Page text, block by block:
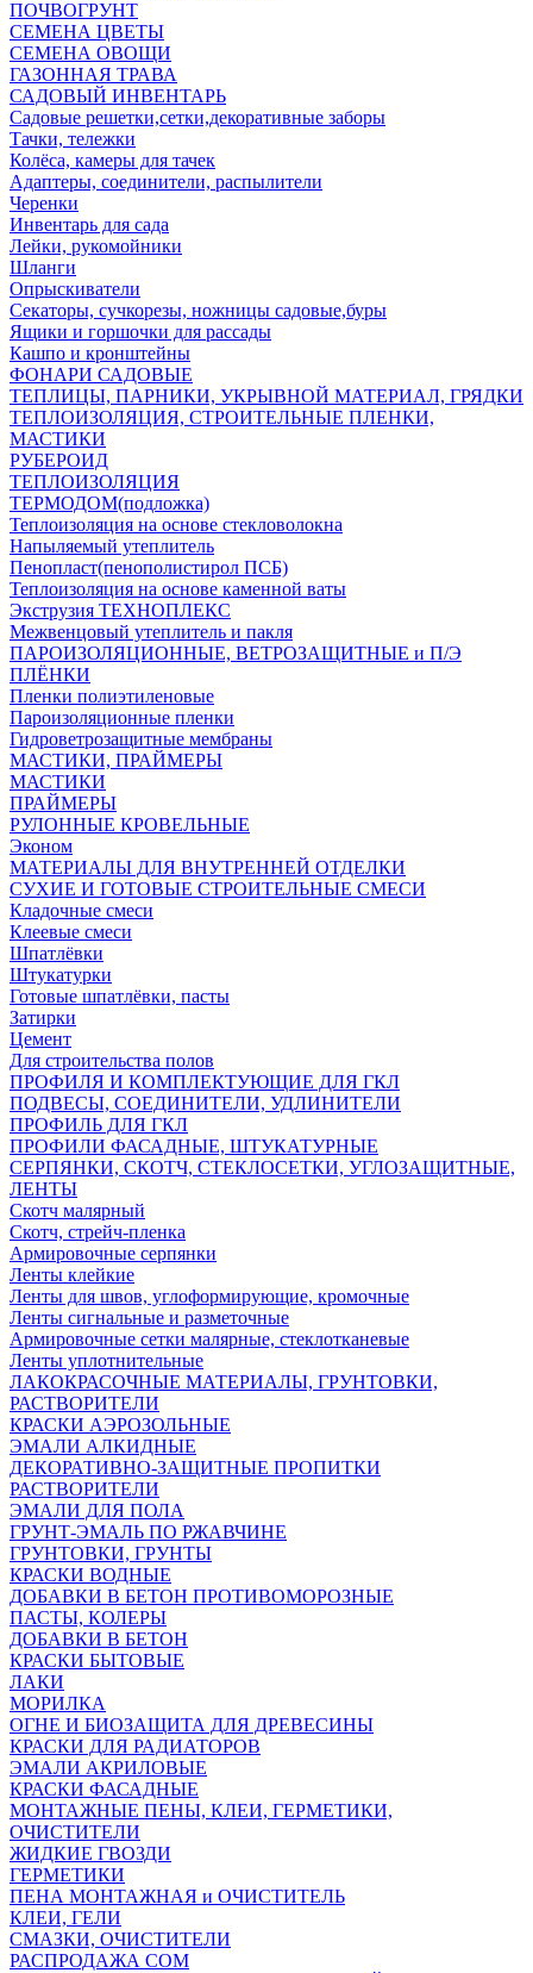
ПОЧВОГРУНТ
СЕМЕНА ЦВЕТЫ
СЕМЕНА ОВОЩИ
ГАЗОННАЯ ТРАВА
САДОВЫЙ ИНВЕНТАРЬ
Садовые решетки,сетки,декоративные заборы
Тачки, тележки
Колёса, камеры для тачек
Адаптеры, соединители, распылители
Черенки
Инвентарь для сада
Лейки, рукомойники
Шланги
Опрыскиватели
Секаторы, сучкорезы, ножницы садовые,буры
Ящики и горшочки для рассады
Кашпо и кронштейны
ФОНАРИ САДОВЫЕ
ТЕПЛИЦЫ, ПАРНИКИ, УКРЫВНОЙ МАТЕРИАЛ, ГРЯДКИ
ТЕПЛОИЗОЛЯЦИЯ, СТРОИТЕЛЬНЫЕ ПЛЕНКИ,
МАСТИКИ
РУБЕРОИД
ТЕПЛОИЗОЛЯЦИЯ
ТЕРМОДОМ(подложка)
Теплоизоляция на основе стекловолокна
Напыляемый утеплитель
Пенопласт(пенополистирол ПСБ)
Теплоизоляция на основе каменной ваты
Экструзия ТЕХНОПЛЕКС
Межвенцовый утеплитель и пакля
ПАРОИЗОЛЯЦИОННЫЕ, ВЕТРОЗАЩИТНЫЕ и П/Э
ПЛЁНКИ
Пленки полиэтиленовые
Пароизоляционные пленки
Гидроветрозащитные мембраны
МАСТИКИ, ПРАЙМЕРЫ
МАСТИКИ
ПРАЙМЕРЫ
РУЛОННЫЕ КРОВЕЛЬНЫЕ
Эконом
МАТЕРИАЛЫ ДЛЯ ВНУТРЕННЕЙ ОТДЕЛКИ
СУХИЕ И ГОТОВЫЕ СТРОИТЕЛЬНЫЕ СМЕСИ
Кладочные смеси
Клеевые смеси
Шпатлёвки
Штукатурки
Готовые шпатлёвки, пасты
Затирки
Цемент
Для строительства полов
ПРОФИЛЯ И КОМПЛЕКТУЮЩИЕ ДЛЯ ГКЛ
ПОДВЕСЫ, СОЕДИНИТЕЛИ, УДЛИНИТЕЛИ
ПРОФИЛЬ ДЛЯ ГКЛ
ПРОФИЛИ ФАСАДНЫЕ, ШТУКАТУРНЫЕ
СЕРПЯНКИ, СКОТЧ, СТЕКЛОСЕТКИ, УГЛОЗАЩИТНЫЕ,
ЛЕНТЫ
Скотч малярный
Скотч, стрейч-пленка
Армировочные серпянки
Ленты клейкие
Ленты для швов, углоформирующие, кромочные
Ленты сигнальные и разметочные
Армировочные сетки малярные, стеклотканевые
Ленты уплотнительные
ЛАКОКРАСОЧНЫЕ МАТЕРИАЛЫ, ГРУНТОВКИ,
РАСТВОРИТЕЛИ
КРАСКИ АЭРОЗОЛЬНЫЕ
ЭМАЛИ АЛКИДНЫЕ
ДЕКОРАТИВНО-ЗАЩИТНЫЕ ПРОПИТКИ
РАСТВОРИТЕЛИ
ЭМАЛИ ДЛЯ ПОЛА
ГРУНТ-ЭМАЛЬ ПО РЖАВЧИНЕ
ГРУНТОВКИ, ГРУНТЫ
КРАСКИ ВОДНЫЕ
ДОБАВКИ В БЕТОН ПРОТИВОМОРОЗНЫЕ
ПАСТЫ, КОЛЕРЫ
ДОБАВКИ В БЕТОН
КРАСКИ БЫТОВЫЕ
ЛАКИ
МОРИЛКА
ОГНЕ И БИОЗАЩИТА ДЛЯ ДРЕВЕСИНЫ
КРАСКИ ДЛЯ РАДИАТОРОВ
ЭМАЛИ АКРИЛОВЫЕ
КРАСКИ ФАСАДНЫЕ
МОНТАЖНЫЕ ПЕНЫ, КЛЕИ, ГЕРМЕТИКИ,
ОЧИСТИТЕЛИ
ЖИДКИЕ ГВОЗДИ
ГЕРМЕТИКИ
ПЕНА МОНТАЖНАЯ и ОЧИСТИТЕЛЬ
КЛЕИ, ГЕЛИ
СМАЗКИ, ОЧИСТИТЕЛИ
РАСПРОДАЖА СОМ